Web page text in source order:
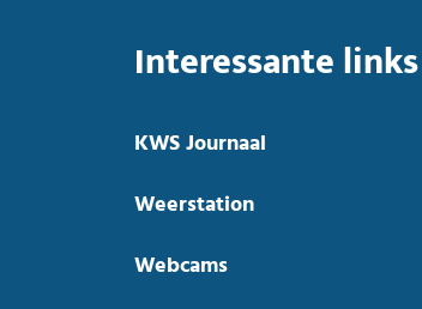
Interessante links
KWS Journaal
Weerstation
Webcams